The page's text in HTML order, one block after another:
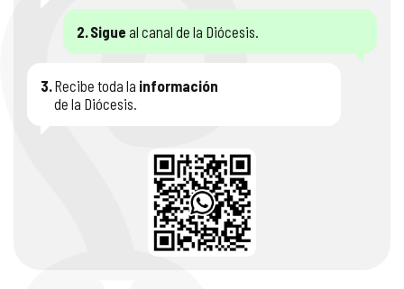
2.Sigue al canal de la Diócesis.
3.Recibe toda la información
de la Diócesis.